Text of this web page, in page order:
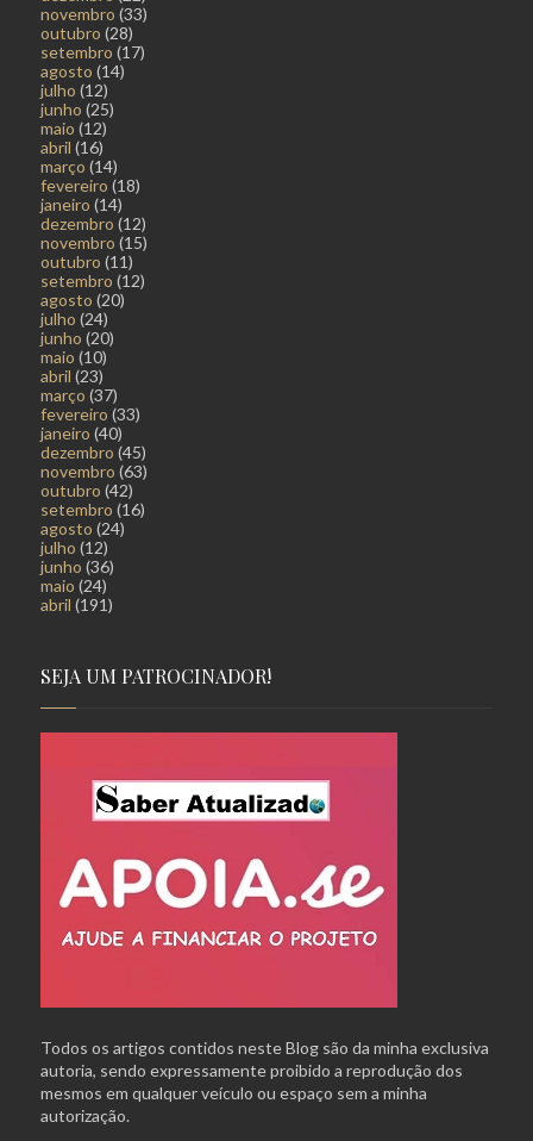
novembro (33)
outubro (28)
setembro (17)
agosto (14)
julho (12)
junho (25)
maio (12)
abril (16)
março (14)
fevereiro (18)
janeiro (14)
dezembro (12)
novembro (15)
outubro (11)
setembro (12)
agosto (20)
julho (24)
junho (20)
maio (10)
abril (23)
março (37)
fevereiro (33)
janeiro (40)
dezembro (45)
novembro (63)
outubro (42)
setembro (16)
agosto (24)
julho (12)
junho (36)
maio (24)
abril (191)
SEJA UM PATROCINADOR!
Todos os artigos contidos neste Blog são da minha exclusiva
autoria, sendo expressamente proibido a reprodução dos
mesmos em qualquer veículo ou espaço sem a minha
autorização.